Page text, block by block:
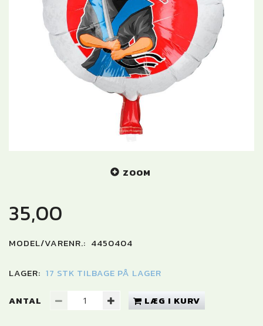
ZOOM
35,00
MODEL/VARENR.: 4450404
LAGER: 17 STK TILBAGE PÅ LAGER
ANTAL LÆG I KURV